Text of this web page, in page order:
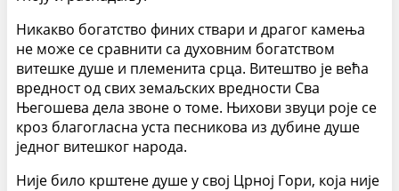
Никакво богатство финих ствари и драгог камења
не може се сравнити са духовним богатством
витешке душе и племенита срца. Витештво је већа
вредност од свих земаљских вредности Сва
Његошева дела звоне о томе. Њихови звуци роје се
кроз благогласна уста песникова из дубине душе
једног витешког народа.
Није било крштене душе у свој Црној Гори, која није